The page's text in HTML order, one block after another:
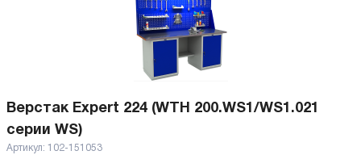
Верстак Expert 224 (WTH 200.WS1/WS1.021
серии WS)
Артикул: 102-151053